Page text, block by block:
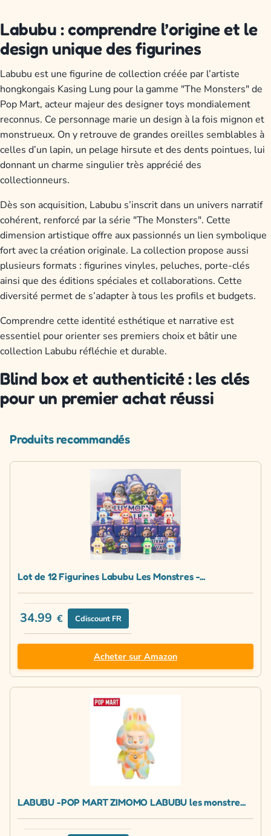
Labubu : comprendre l’origine et le
design unique des figurines
Labubu est une figurine de collection créée par l’artiste
hongkongais Kasing Lung pour la gamme "The Monsters" de
Pop Mart, acteur majeur des designer toys mondialement
reconnus. Ce personnage marie un design à la fois mignon et
monstrueux. On y retrouve de grandes oreilles semblables à
celles d’un lapin, un pelage hirsute et des dents pointues, lui
donnant un charme singulier très apprécié des
collectionneurs.
Dès son acquisition, Labubu s’inscrit dans un univers narratif
cohérent, renforcé par la série "The Monsters". Cette
dimension artistique offre aux passionnés un lien symbolique
fort avec la création originale. La collection propose aussi
plusieurs formats : figurines vinyles, peluches, porte-clés
ainsi que des éditions spéciales et collaborations. Cette
diversité permet de s’adapter à tous les profils et budgets.
Comprendre cette identité esthétique et narrative est
essentiel pour orienter ses premiers choix et bâtir une
collection Labubu réfléchie et durable.
Blind box et authenticité : les clés
pour un premier achat réussi
Produits recommandés
Lot de 12 Figurines Labubu Les Monstres -...
34.99 € Cdiscount FR
Acheter sur Amazon
LABUBU -POP MART ZIMOMO LABUBU les monstre...